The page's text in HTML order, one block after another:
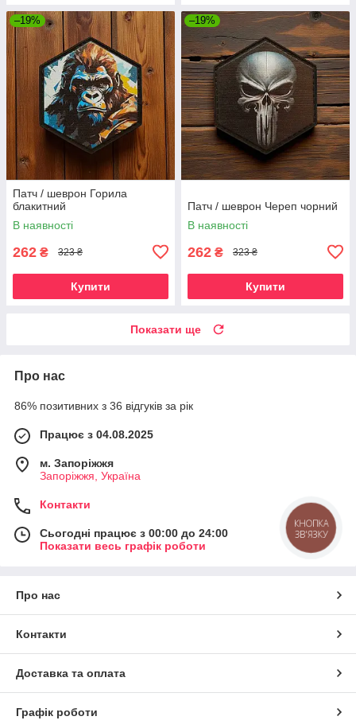
–19%
Патч / шеврон Горила
блакитний
В наявності
262 ₴ 323 ₴
Купити
–19%
Патч / шеврон Череп чорний
В наявності
262 ₴ 323 ₴
Купити
Показати ще
Про нас
86% позитивних з 36 відгуків за рік
Працює з 04.08.2025
м. Запоріжжя
Запоріжжя, Україна
Контакти
Сьогодні працює з 00:00 до 24:00
Показати весь графік роботи
Про нас
Контакти
Доставка та оплата
Графік роботи